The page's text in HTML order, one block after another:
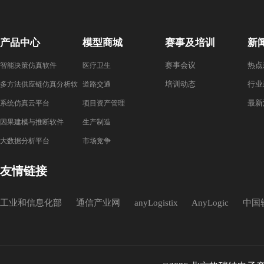
产品中心
智能决策仿真软件
多方法供应链仿真分析软
件
系统仿真云平台
因果建模与推断软件
大数据分析平台
模型商城
医疗卫生
道路交通
项目资产管理
生产制造
市场竞争
赛事及培训
赛事会议
培训动态
新
热
行
最
友情链接
工业和信息化部 通信产业网 anyLogistix AnyLogic 中国